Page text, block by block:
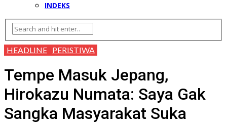
INDEKS
HEADLINE PERISTIWA
Tempe Masuk Jepang,
Hirokazu Numata: Saya Gak
Sangka Masyarakat Suka